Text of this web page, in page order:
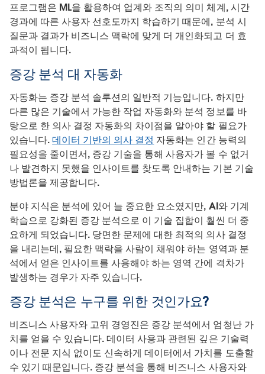
프로그램은 ML을 활용하여 업계와 조직의 의미 체계, 시간
경과에 따른 사용자 선호도까지 학습하기 때문에, 분석 시
질문과 결과가 비즈니스 맥락에 맞게 더 개인화되고 더 효
과적이 됩니다.
증강 분석 대 자동화
자동화는 증강 분석 솔루션의 일반적 기능입니다. 하지만
다른 많은 기술에서 가능한 작업 자동화와 분석 정보를 바
탕으로 한 의사 결정 자동화의 차이점을 알아야 할 필요가
있습니다.데이터 기반의 의사 결정 자동화는 인간 능력의
필요성을 줄이면서, 증강 기술을 통해 사용자가 볼 수 없거
나 발견하지 못했을 인사이트를 찾도록 안내하는 기본 기술
방법론을 제공합니다.
분야 지식은 분석에 있어 늘 중요한 요소였지만, AI와 기계
학습으로 강화된 증강 분석으로 이 기술 집합이 훨씬 더 중
요하게 되었습니다. 당면한 문제에 대한 최적의 의사 결정
을 내리는데, 필요한 맥락을 사람이 채워야 하는 영역과 분
석에서 얻은 인사이트를 사용해야 하는 영역 간에 격차가
발생하는 경우가 자주 있습니다.
증강 분석은 누구를 위한 것인가요?
비즈니스 사용자와 고위 경영진은 증강 분석에서 엄청난 가
치를 얻을 수 있습니다. 데이터 사용과 관련된 깊은 기술력
이나 전문 지식 없이도 신속하게 데이터에서 가치를 도출할
수 있기 때문입니다. 증강 분석을 통해 비즈니스 사용자와